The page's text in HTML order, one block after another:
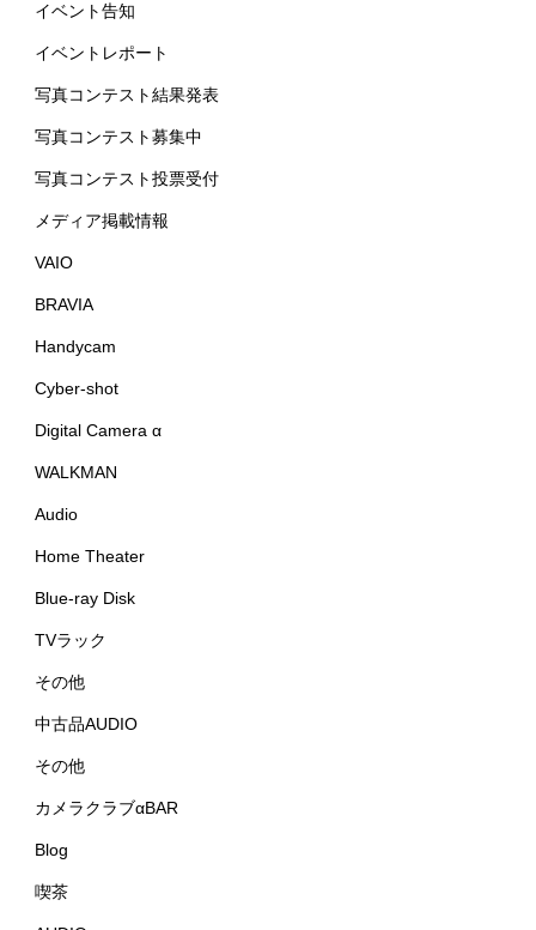
イベント告知
イベントレポート
写真コンテスト結果発表
写真コンテスト募集中
写真コンテスト投票受付
メディア掲載情報
VAIO
BRAVIA
Handycam
Cyber-shot
Digital Camera α
WALKMAN
Audio
Home Theater
Blue-ray Disk
TVラック
その他
中古品AUDIO
その他
カメラクラブαBAR
Blog
喫茶